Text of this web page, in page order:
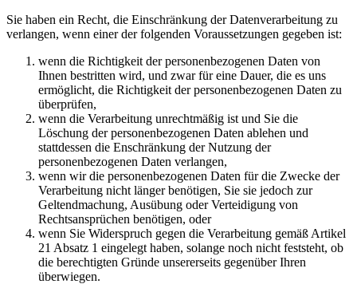
Sie haben ein Recht, die Einschränkung der Datenverarbeitung zu
verlangen, wenn einer der folgenden Voraussetzungen gegeben ist:
wenn die Richtigkeit der personenbezogenen Daten von
Ihnen bestritten wird, und zwar für eine Dauer, die es uns
ermöglicht, die Richtigkeit der personenbezogenen Daten zu
überprüfen,
wenn die Verarbeitung unrechtmäßig ist und Sie die
Löschung der personenbezogenen Daten ablehen und
stattdessen die Enschränkung der Nutzung der
personenbezogenen Daten verlangen,
wenn wir die personenbezogenen Daten für die Zwecke der
Verarbeitung nicht länger benötigen, Sie sie jedoch zur
Geltendmachung, Ausübung oder Verteidigung von
Rechtsansprüchen benötigen, oder
wenn Sie Widerspruch gegen die Verarbeitung gemäß Artikel
21 Absatz 1 eingelegt haben, solange noch nicht feststeht, ob
die berechtigten Gründe unsererseits gegenüber Ihren
überwiegen.